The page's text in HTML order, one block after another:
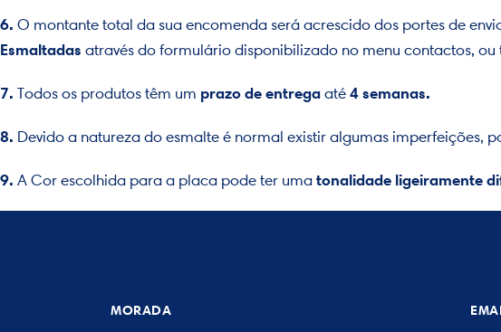
6. O montante total da sua encomenda será acrescido dos portes de
Esmaltadas através do formulário disponibilizado no menu contactos, ou
7. Todos os produtos têm um prazo de entrega até 4 semanas.
8. Devido a natureza do esmalte é normal existir algumas imperfeições,
9. A Cor escolhida para a placa pode ter uma tonalidade ligeiramente
MORADA